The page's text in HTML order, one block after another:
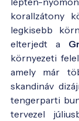
korallzátony
legkisebb
elterjedt a
környezeti
amely már
skandináv
tengerparti
tervezel